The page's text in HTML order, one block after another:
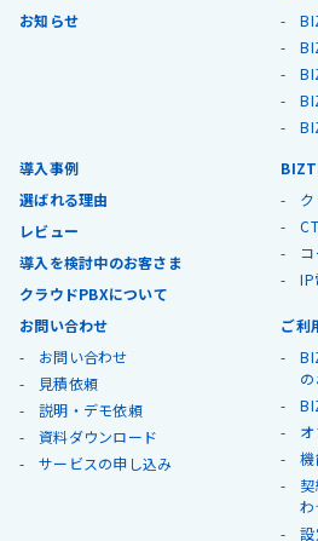
お知らせ
導入事例
選ばれる理由
レビュー
導入を検討中のお客さま
クラウドPBXについて
IP
お問い合わせ
お問い合わせ
見積依頼
説明・デモ依頼
資料ダウンロード
サービスの申し込み
ご利